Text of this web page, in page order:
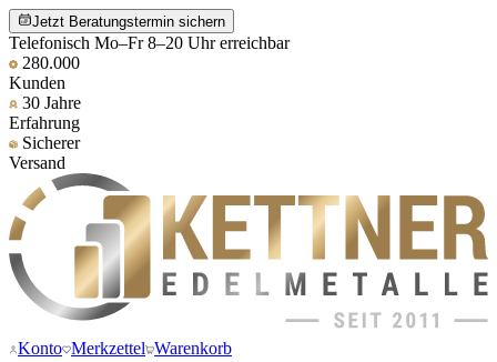
Jetzt Beratungstermin sichern
Telefonisch Mo–Fr 8–20 Uhr erreichbar
280.000
Kunden
30 Jahre
Erfahrung
Sicherer
Versand
Konto Merkzettel Warenkorb